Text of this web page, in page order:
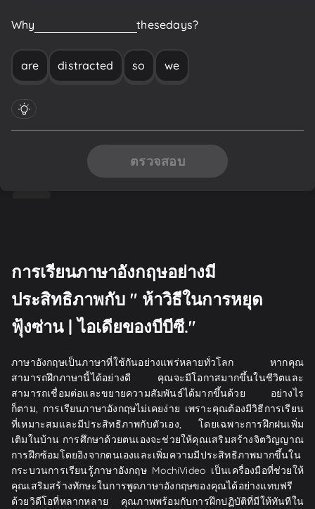
Why distractedthesedays?
are distracted so we
ตรวจสอบ
การเรียนภาษาอังกฤษอย่างมี
ประสิทธิภาพกับ " ห้าวิธีในการหยุด
ฟุ้งซ่าน | ไอเดียของบีบีซี."
ภาษาอังกฤษเป็นภาษาที่ใช้กันอย่างแพร่หลายทั่วโลก หากคุณ
สามารถฝึกภาษานี้ได้อย่างดี คุณจะมีโอกาสมากขึ้นในชีวิตและ
สามารถเชื่อมต่อและขยายความสัมพันธ์ได้มากขึ้นด้วย อย่างไร
ก็ตาม, การเรียนภาษาอังกฤษไม่เคยง่าย เพราะคุณต้องมีวิธีการเรียน
ที่เหมาะสมและมีประสิทธิภาพกับตัวเอง, โดยเฉพาะการฝึกฝนเพิ่ม
เติมในบ้าน การศึกษาด้วยตนเองจะช่วยให้คุณเสริมสร้างจิตวิญญาณ
การฝึกซ้อมโดยอิงจากตนเองและเพิ่มความมีประสิทธิภาพมากขึ้นใน
กระบวนการเรียนรู้ภาษาอังกฤษ MochiVideo เป็นเครื่องมือที่ช่วยให้
คุณเสริมสร้างทักษะในการพูดภาษาอังกฤษของคุณได้อย่างแทบฟรี
ด้วยวิดีโอที่หลากหลาย คุณภาพพร้อมกับการฝึกปฏิบัติที่มีให้ทันทีใน